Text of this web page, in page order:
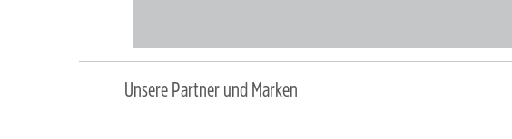
Unsere Partner und Marken